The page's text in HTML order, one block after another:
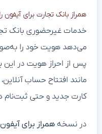
همراز بانک تجارت برای آیفون
خدمات غیرحضوری بانک
می‌دهد هویت خود را
پس از احراز هویت در این
مانند افتتاح حساب
کارت جدید و حتی ثبت‌نام
در نسخه همراز برای